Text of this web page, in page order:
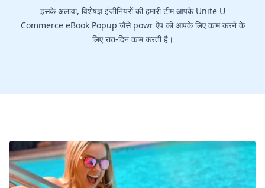
इसके अलावा, विशेषज्ञ इंजीनियरों की हमारी टीम आपके Unite U
Commerce eBook Popup जैसे powr ऐप को आपके लिए काम करने के
लिए रात-दिन काम करती है।